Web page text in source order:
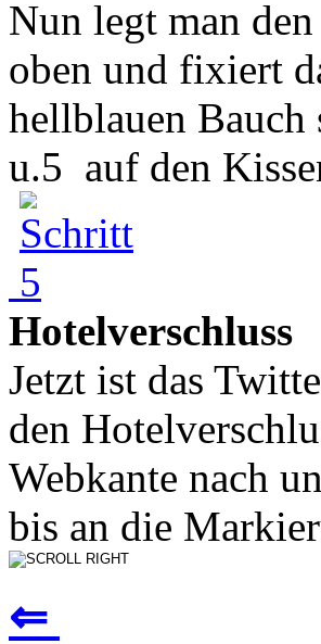
Nun legt man
oben und fixiert
hellblauen
u.5 auf den
Hotelverschluss
Jetzt ist das
den
Webkante nach
bis an die
⇐